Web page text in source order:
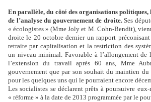
En parallèle, du côté des organisations politiques,
de l’analyse du gouvernement de droite.Ses
« écologistes » (Mme Joly et M. Cohn-Bendit),
droite le 20 octobre dernier un rapport
retraite par capitalisation et la restriction des
un niveau minimal. Favorable à l’allongement de
l’extension du travail après 60 ans, Mme
gouvernement que par son souhait du maintien
pour les quelques uns qui le pourraient encore
Les socialistes se déclarent prêts à poursuivre
« réforme » à la date de 2013 programmée par le